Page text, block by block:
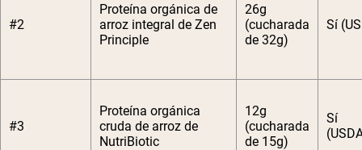
#2
Proteína orgánica de
arroz integral de Zen
Principle
26g
(cucharada
de 32g)
Sí
#3
Proteína orgánica
cruda de arroz de
NutriBiotic
12g
(cucharada
de 15g)
Sí